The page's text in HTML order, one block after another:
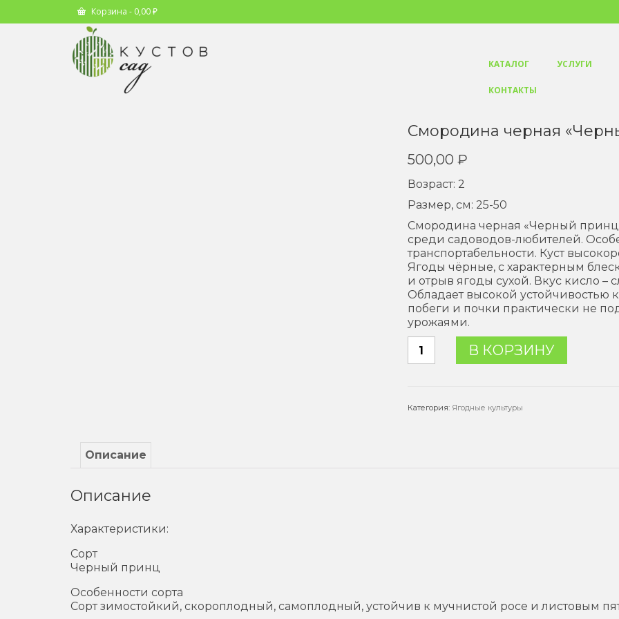
Корзина - 0,00₽
КАТАЛОГ УСЛУГИ
КОНТАКТЫ
Смородина черная
500,00 ₽
Возраст: 2
Размер, см: 25-50
Смородина черная «Черный
среди садоводов-любителей.
транспортабельности. Куст
Ягоды чёрные, с характерным
и отрыв ягоды сухой. Вкус кисло –
Обладает высокой устойчивостью
побеги и почки практически не
урожаями.
Количество
товара
принц"
В КОРЗИНУ
Категория: Ягодные культуры
Описание
Описание
Характеристики:
Сорт
Черный принц
Особенности сорта
Сорт зимостойкий, скороплодный, самоплодный, устойчив к мучнистой росе и листовым